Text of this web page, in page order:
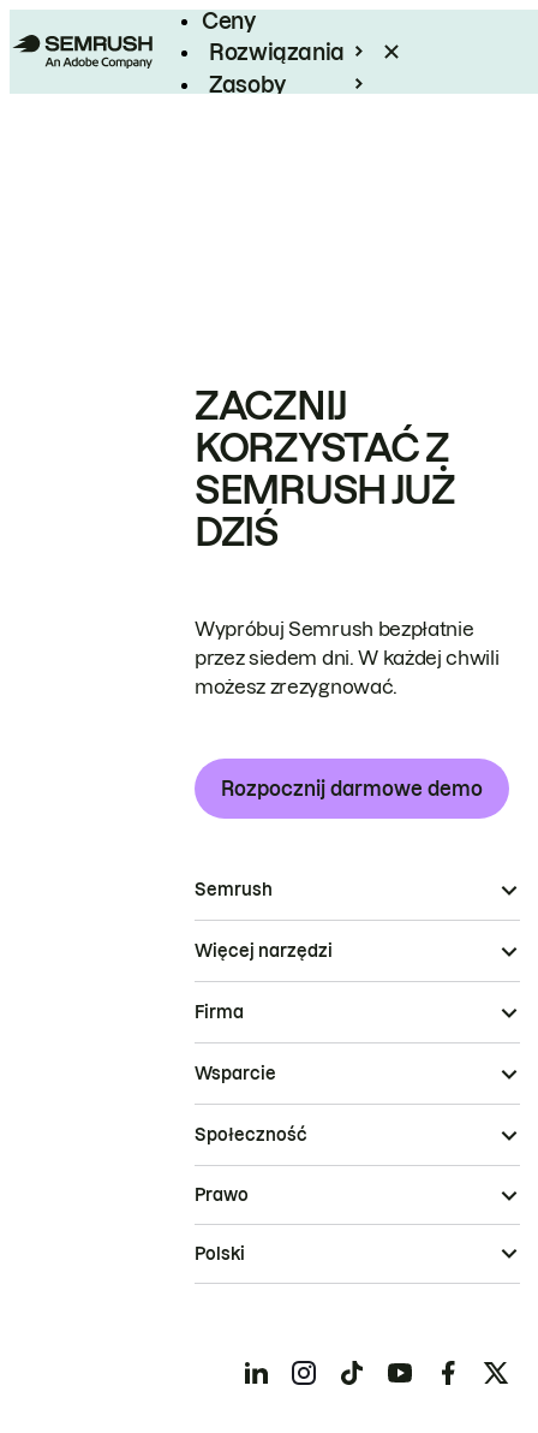
Ceny
Rozwiązania
Zasoby
ZACZNIJ
KORZYSTAĆ Z
SEMRUSH JUŻ
DZIŚ
Wypróbuj Semrush bezpłatnie
przez siedem dni. W każdej chwili
możesz zrezygnować.
Rozpocznij darmowe demo
Semrush
Więcej narzędzi
Firma
Wsparcie
Społeczność
Prawo
Polski